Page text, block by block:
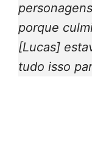
porque
[Lucas]
tudo isso